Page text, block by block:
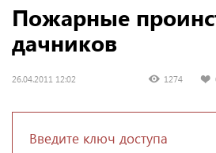
Пожарные
дачников
26.04.2011 12:02 1274
Введите ключ доступа